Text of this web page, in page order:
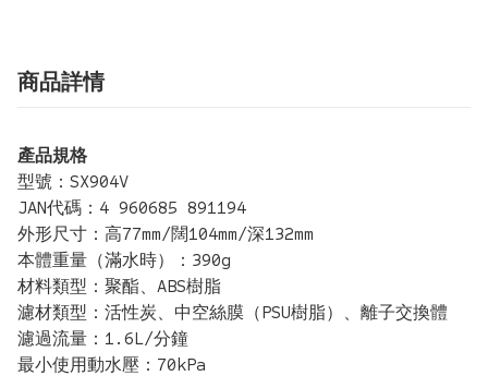
商品詳情
產品規格
型號：SX904V
JAN代碼：4 960685 891194
外形尺寸：高77mm/闊104mm/深132mm
本體重量（滿水時）：390g
材料類型：聚酯、ABS樹脂
濾材類型：活性炭、中空絲膜（PSU樹脂）、離子交換體
濾過流量：1.6L/分鐘
最小使用動水壓：70kPa